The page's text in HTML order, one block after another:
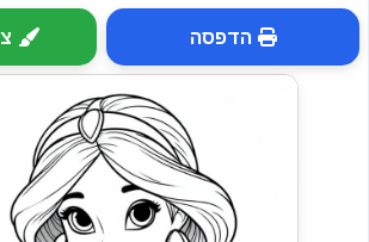
הדפסה